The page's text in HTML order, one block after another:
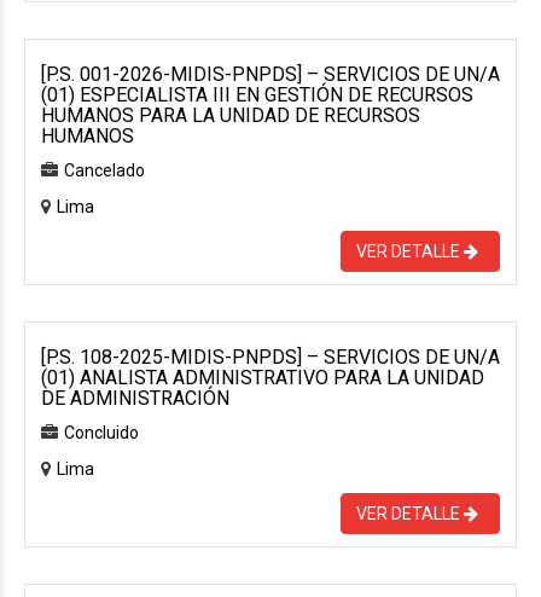
[P.S. 001-2026-MIDIS-PNPDS] – SERVICIOS DE UN/A
(01) ESPECIALISTA III EN GESTIÓN DE RECURSOS
HUMANOS PARA LA UNIDAD DE RECURSOS
HUMANOS
Cancelado
Lima
VER DETALLE
[P.S. 108-2025-MIDIS-PNPDS] – SERVICIOS DE UN/A
(01) ANALISTA ADMINISTRATIVO PARA LA UNIDAD
DE ADMINISTRACIÓN
Concluido
Lima
VER DETALLE